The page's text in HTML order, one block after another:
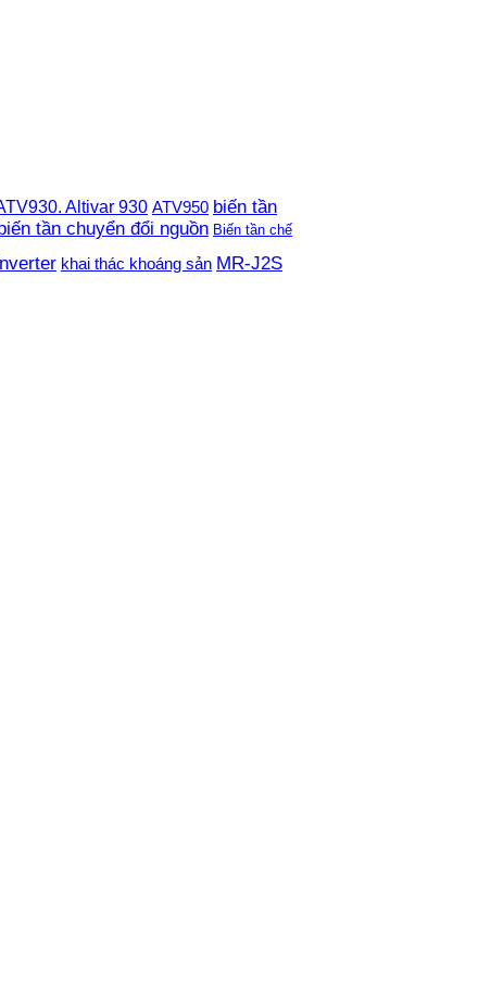
Altivar 930 ATV950 biến tần
biến tần chuyển đổi nguồn Biến tần chế
khai thác khoáng sản MR-J2S